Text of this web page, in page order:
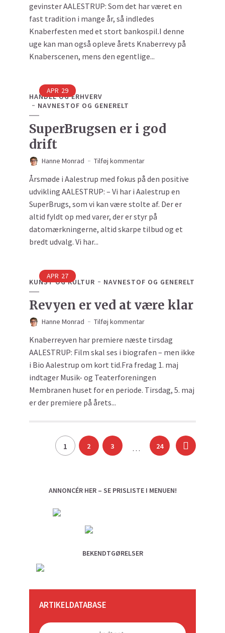
gevinster AALESTRUP: Som det har været en
fast tradition i mange år, så indledes
Knaberfesten med et stort bankospil.I denne
uge kan man også opleve årets Knaberrevy på
Knaberscenen, mens den egentlige...
APR 29
HANDEL OG ERHVERV
NAVNESTOF OG GENERELT
SuperBrugsen er i god
drift
Hanne Monrad Tilføj kommentar
Årsmøde i Aalestrup med fokus på den positive
udvikling AALESTRUP: – Vi har i Aalestrup en
SuperBrugs, som vi kan være stolte af. Der er
altid fyldt op med varer, der er styr på
datomærkningerne, altid skarpe tilbud og et
bredt udvalg. Vi har...
APR 27
KUNST OG KULTUR NAVNESTOF OG GENERELT
Revyen er ved at være klar
Hanne Monrad Tilføj kommentar
Knaberreyven har premiere næste tirsdag
AALESTRUP: Film skal ses i biografen – men ikke
i Bio Aalestrup om kort tid.Fra fredag 1. maj
indtager Musik- og Teaterforeningen
Membranen huset for en periode. Tirsdag, 5. maj
er der premiere på årets...
ANNONCÉR HER – SE PRISLISTE I MENUEN!
BEKENDTGØRELSER
ARTIKELDATABASE
Indlægsinddeling
1 2 3 … 24